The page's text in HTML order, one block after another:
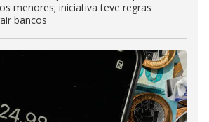
menores; iniciativa teve regras
bancos